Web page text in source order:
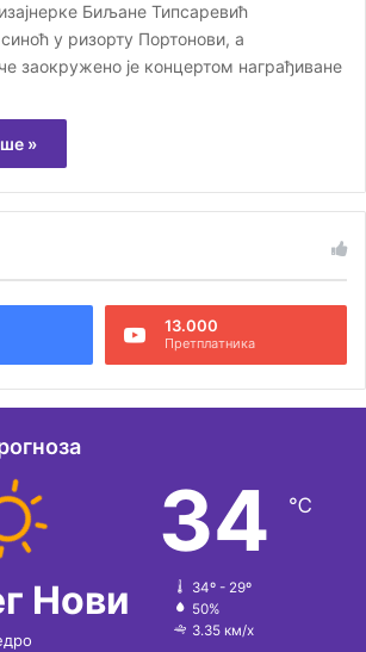
Биљане Типсаревић
у ризорту Портонови, а
заокружено је концертом награђиване
»
13.000
Претплатника
Нови
34 ℃
34º - 29º
50%
3.35 км/х